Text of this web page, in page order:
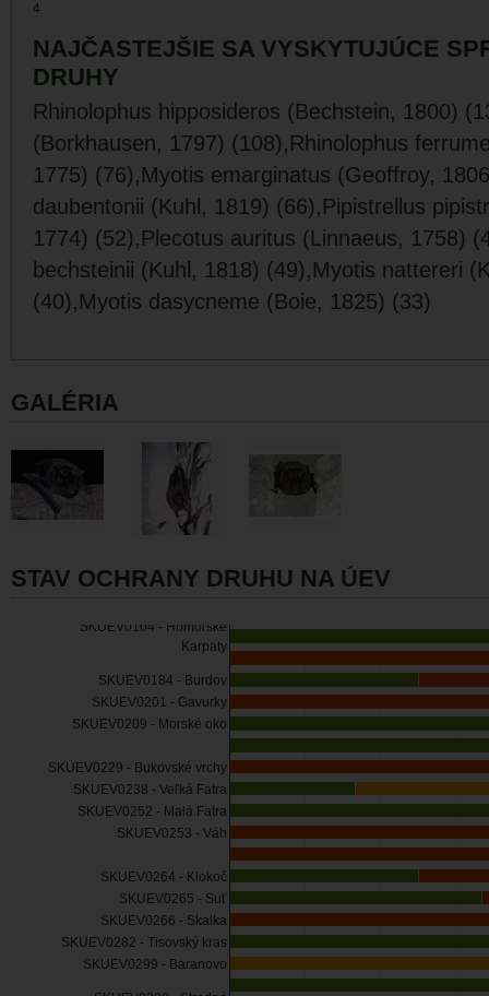
4
NAJČASTEJŠIE SA VYSKYTUJÚCE
DRUHY
Rhinolophus hipposideros (Bechstein, 1800)
(Borkhausen, 1797) (108),Rhinolophus
1775) (76),Myotis emarginatus (Geoffroy,
daubentonii (Kuhl, 1819) (66),Pipistrellus
1774) (52),Plecotus auritus (Linnaeus, 1758)
bechsteinii (Kuhl, 1818) (49),Myotis nattereri
(40),Myotis dasycneme (Boie, 1825) (33)
GALÉRIA
STAV OCHRANY DRUHU NA ÚEV
SKUEV0104 - Homoľské
Karpaty
SKUEV0184 - Burdov
SKUEV0201 - Gavurky
SKUEV0209 - Morské oko
SKUEV0229 - Bukovské vrchy
SKUEV0238 - Veľká Fatra
SKUEV0252 - Malá Fatra
SKUEV0253 - Váh
SKUEV0264 - Klokoč
SKUEV0265 - Suť
SKUEV0266 - Skalka
SKUEV0282 - Tisovský kras
SKUEV0299 - Baranovo